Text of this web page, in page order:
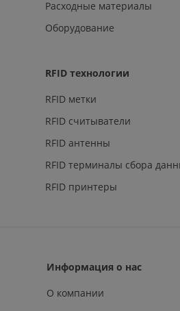
Расходные материалы
Оборудование
RFID технологии
RFID метки
RFID считыватели
RFID антенны
RFID терминалы сбора
RFID принтеры
Информация о нас
О компании